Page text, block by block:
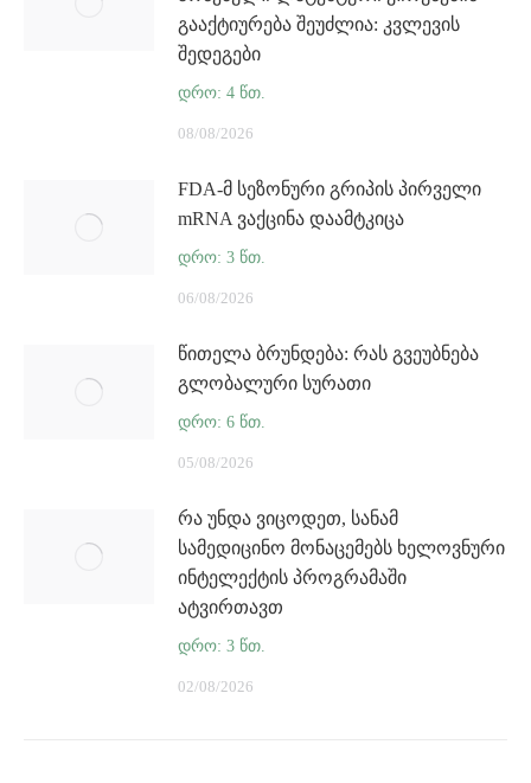
გააქტიურება შეუძლია: კვლევის
შედეგები
08/08/2026
FDA-მ სეზონური გრიპის პირველი
mRNA ვაქცინა დაამტკიცა
06/08/2026
წითელა ბრუნდება: რას გვეუბნება
გლობალური სურათი
05/08/2026
რა უნდა ვიცოდეთ, სანამ
სამედიცინო მონაცემებს ხელოვნური
ინტელექტის პროგრამაში
ატვირთავთ
02/08/2026